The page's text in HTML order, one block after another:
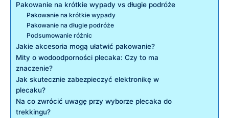
Pakowanie na krótkie wypady vs długie ‍podróże
Pakowanie na krótkie wypady
Pakowanie na długie podróże
Podsumowanie różnic
Jakie akcesoria mogą ułatwić pakowanie?
Mity o​ wodoodporności plecaka: Czy‍ to ma
znaczenie?
Jak skutecznie zabezpieczyć elektronikę w
plecaku?
Na co zwrócić uwagę przy wyborze plecaka do
trekkingu?